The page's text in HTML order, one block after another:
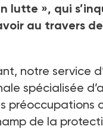
lutte », qui
au travers
notre service
spécialisée
préoccupations
de la